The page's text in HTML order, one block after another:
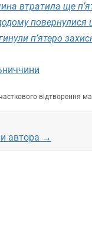
втратила ще
п’ятеро
відтворення
автора →